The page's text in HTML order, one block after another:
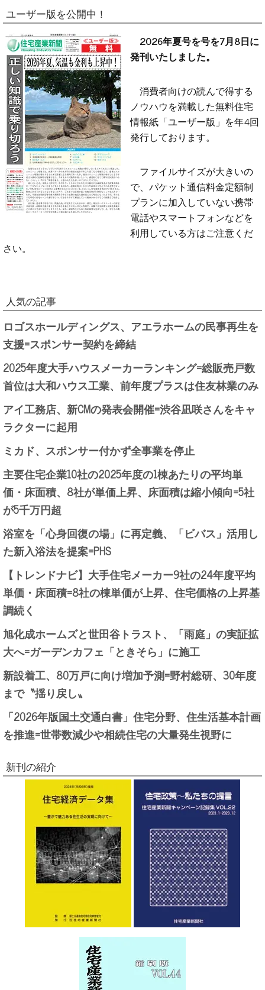
ユーザー版を公開中！
2026年夏号を号を7月8日に
発刊いたしました。
消費者向けの読んで得する
ノウハウを満載した無料住宅
情報紙「ユーザー版」を年4回
発行しております。
ファイルサイズが大きいの
で、パケット通信料金定額制
プランに加入していない携帯
電話やスマートフォンなどを
利用している方はご注意くだ
さい。
人気の記事
ロゴスホールディングス、アエラホームの民事再生を
支援=スポンサー契約を締結
2025年度大手ハウスメーカーランキング=総販売戸数
首位は大和ハウス工業、前年度プラスは住友林業のみ
アイ工務店、新CMの発表会開催=渋谷凪咲さんをキャ
ラクターに起用
ミカド、スポンサー付かず全事業を停止
主要住宅企業10社の2025年度の1棟あたりの平均単
価・床面積、8社が単価上昇、床面積は縮小傾向=5社
が5千万円超
浴室を「心身回復の場」に再定義、「ビバス」活用し
た新入浴法を提案=PHS
【トレンドナビ】大手住宅メーカー9社の24年度平均
単価・床面積=8社の棟単価が上昇、住宅価格の上昇基
調続く
旭化成ホームズと世田谷トラスト、「雨庭」の実証拡
大へ=ガーデンカフェ「ときそら」に施工
新設着工、80万戸に向け増加予測=野村総研、30年度
まで〝揺り戻し〟
「2026年版国土交通白書」住宅分野、住生活基本計画
を推進=世帯数減少や相続住宅の大量発生視野に
新刊の紹介